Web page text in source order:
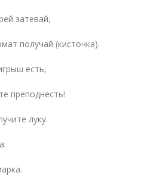
затевай,
получай (кисточка).
есть,
преподнесть!
луку.